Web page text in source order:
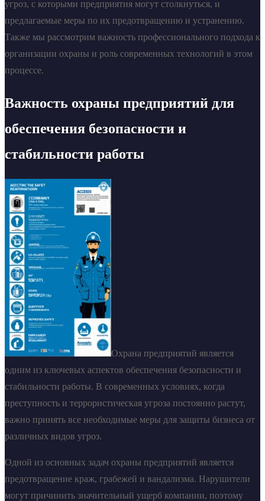
угроз, с которыми предприятия могут столкнуться, и
предлагаемые меры по их предотвращению и устранению.
Также мы рассмотрим важность профессионального подхода к
организации охраны и роль современных технологий в этом
процессе.
Важность охраны предприятий для
обеспечения безопасности и
стабильности работы
Охрана предприятий является
одним из ключевых аспектов обеспечения безопасности и
стабильности работы. В современных условиях, когда
преступность и террористическая угроза постоянно растут,
важно принять все необходимые меры для защиты бизнеса от
различных видов угроз.
Одной из основных задач охраны предприятий является
предотвращение краж, грабежей и вандализма. Нарушители
могут причинить значительный ущерб компании, поэтому